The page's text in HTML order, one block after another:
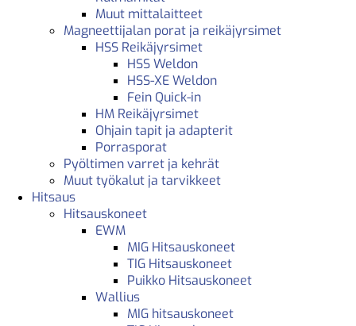
Muut mittalaitteet
Magneettijalan porat ja reikäjyrsimet
HSS Reikäjyrsimet
HSS Weldon
HSS-XE Weldon
Fein Quick-in
HM Reikäjyrsimet
Ohjain tapit ja adapterit
Porrasporat
Pyöltimen varret ja kehrät
Muut työkalut ja tarvikkeet
Hitsaus
Hitsauskoneet
EWM
MIG Hitsauskoneet
TIG Hitsauskoneet
Puikko Hitsauskoneet
Wallius
MIG hitsauskoneet